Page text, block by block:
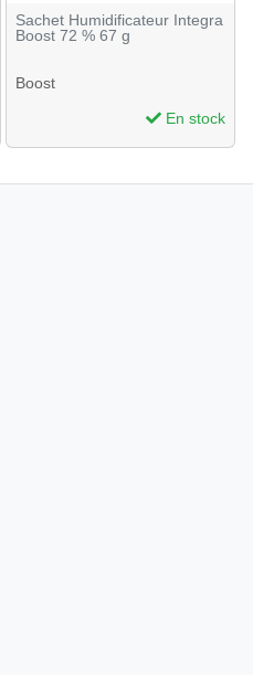
Sachet Humidificateur Integra
Boost 72 % 67 g
Boost
En stock